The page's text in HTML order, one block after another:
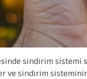
sindirim sistemi
ve sindirim